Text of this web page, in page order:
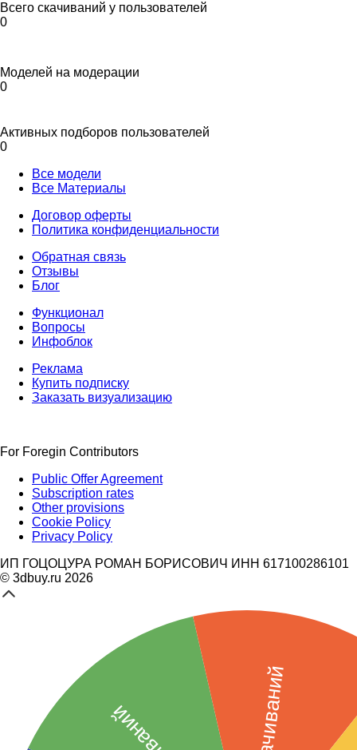
Всего скачиваний у пользователей
0
Моделей на модерации
0
Активных подборов пользователей
0
Все модели
Все Материалы
Договор оферты
Политика конфиденциальности
Обратная связь
Отзывы
Блог
Функционал
Вопросы
Инфоблок
Реклама
Купить подписку
Заказать визуализацию
For Foregin Contributors
Public Offer Agreement
Subscription rates
Other provisions
Cookie Policy
Privacy Policy
ИП ГОЦОЦУРА РОМАН БОРИСОВИЧ ИНН 617100286101
© 3dbuy.ru 2026